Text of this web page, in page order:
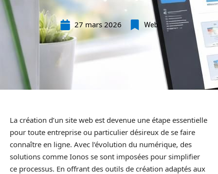
27 mars 2026 Web
La création d’un site web est devenue une étape essentielle
pour toute entreprise ou particulier désireux de se faire
connaître en ligne. Avec l’évolution du numérique, des
solutions comme Ionos se sont imposées pour simplifier
ce processus. En offrant des outils de création adaptés aux